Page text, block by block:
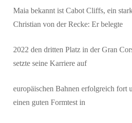
Maia bekannt ist Cabot Cliffs, ein
Christian von der Recke: Er belegte
2022 den dritten Platz in der Gran
setzte seine Karriere auf
europäischen Bahnen erfolgreich fort
einen guten Formtest in